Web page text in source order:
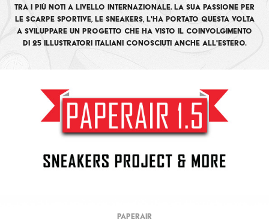
tra i più noti a livello internazionale. La sua passione per
le scarpe sportive, le sneakers, l'ha portato questa volta
a sviluppare un progetto che ha visto il coinvolgimento
di 25 illustratori italiani conosciuti anche all'estero.
PAPERAIR